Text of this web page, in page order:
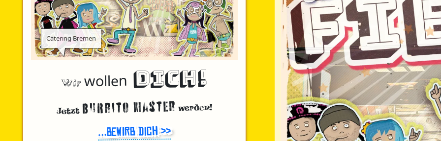
Catering Bremen
Wirwollen DICH!
Jetzt Burrito Master werden!
…bewirb Dich >>